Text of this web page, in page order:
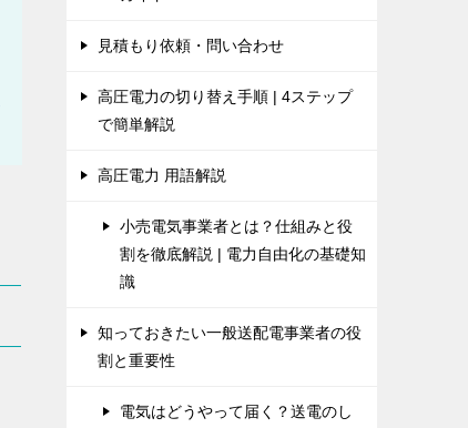
見積もり依頼・問い合わせ
高圧電力の切り替え手順 | 4ステップ
で簡単解説
高圧電力 用語解説
小売電気事業者とは？仕組みと役
割を徹底解説 | 電力自由化の基礎知
識
知っておきたい一般送配電事業者の役
割と重要性
電気はどうやって届く？送電のし